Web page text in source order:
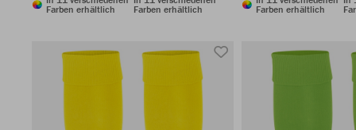
Farben erhältlich
Farben erhältlich
Farben erhältlich